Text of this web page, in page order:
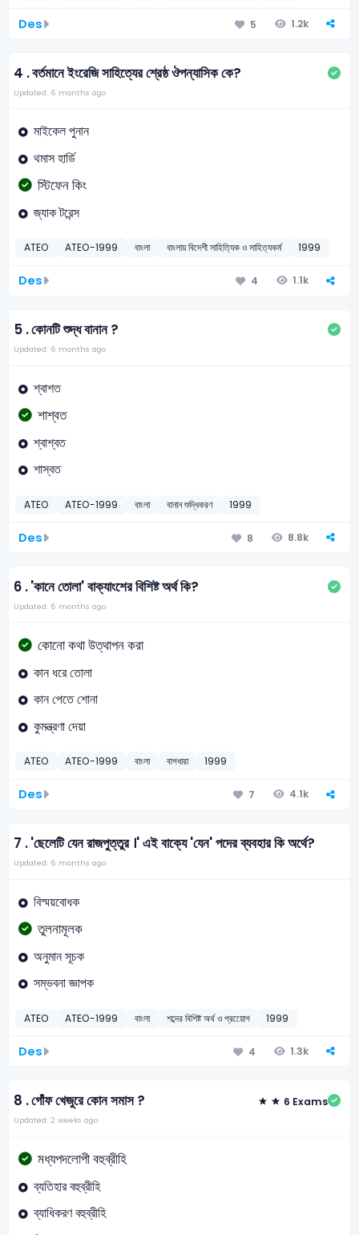
Des 5 1.2k
4 .বর্তমানে ইংরেজি সাহিত্যের শ্রেষ্ঠ ঔপন্যাসিক কে?
Updated: 6 months ago
মাইকেল পুনান
থমাস হার্ডি
স্টিফেন কিং
জ্যাক টরেন্স
ATEO ATEO-1999 বাংলা বাংলায় বিদেশী সাহিত্যিক ও সাহিত্যকর্ম 1999
Des 4 1.1k
5 .কোনটি শুদ্ধ বানান ?
Updated: 6 months ago
শ্বাশত
শাশ্বত
শ্বাশ্বত
শাস্বত
ATEO ATEO-1999 বাংলা বানান শুদ্ধিকরণ 1999
Des 8 8.8k
6 .'কানে তোলা' বাক্যাংশের বিশিষ্ট অর্থ কি?
Updated: 6 months ago
কোনো কথা উত্থাপন করা
কান ধরে তোলা
কান পেতে শোনা
কুমন্ত্রণা দেয়া
ATEO ATEO-1999 বাংলা বাগধারা 1999
Des 7 4.1k
7 .'ছেলেটি যেন রাজপুত্তুর ।' এই বাক্যে 'যেন' পদের ব্যবহার কি অর্থে?
Updated: 6 months ago
বিস্ময়বোধক
তুলনামূলক
অনুমান সূচক
সম্ভবনা জ্ঞাপক
ATEO ATEO-1999 বাংলা শব্দের বিশিষ্ট অর্থ ও প্রয়োেগ 1999
Des 4 1.3k
8 .গোঁফ খেজুরে কোন সমাস ? 6 Exams
Updated: 2 weeks ago
মধ্যপদলোপী বহুব্রীহি
ব্যতিহার বহুব্রীহি
ব্যাধিকরণ বহুব্রীহি